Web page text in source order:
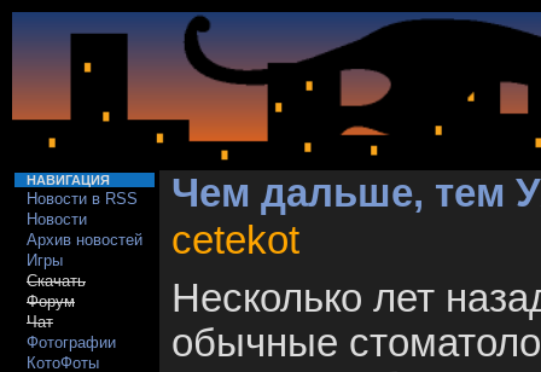
НАВИГАЦИЯ
Новости в RSS
Новости
Архив новостей
Игры
Скачать
Форум
Чат
Фотографии
КотоФоты
Чем дальше, тем
cetekot
Несколько лет
обычные